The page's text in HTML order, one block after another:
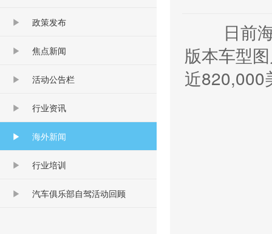
政策发布
焦点新闻
活动公告栏
行业资讯
海外新闻
行业培训
汽车俱乐部自驾活动回顾
日前海
版本车型
近820,000